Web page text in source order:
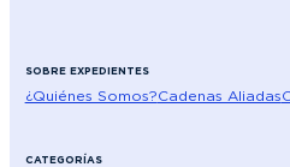
SOBRE EXPEDIENTES
¿Quiénes Somos?Cadenas Aliadas
CATEGORÍAS